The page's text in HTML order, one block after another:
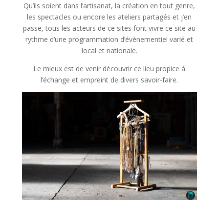
Qu’ils soient dans l’artisanat, la création en tout genre,
les spectacles ou encore les ateliers partagés et j’en
passe, tous les acteurs de ce sites font vivre ce site au
rythme d’une programmation d’évènementiel varié et
local et nationale.
Le mieux est de venir découvrir ce lieu propice à
l’échange et empreint de divers savoir-faire.